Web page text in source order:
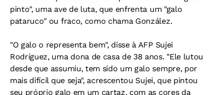
pinto", uma ave de luta, que enfrenta um "galo
pataruco" ou fraco, como chama González.
"O galo o representa bem", disse à AFP Sujei
Rodríguez, uma dona de casa de 38 anos. "Ele lutou
desde que assumiu, tem sido um galo sempre, por
mais difícil que seja", acrescentou Sujei, que pintou
seu próprio galo em um cartaz, com as cores da